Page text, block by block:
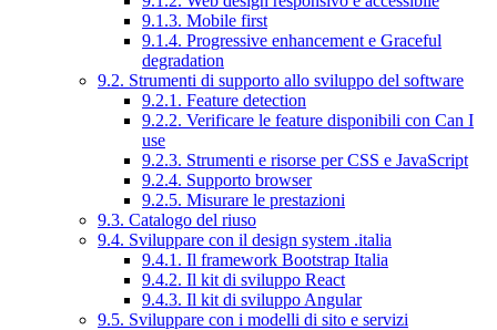
9.1.3. Mobile first
9.1.4. Progressive enhancement e Graceful
degradation
9.2. Strumenti di supporto allo sviluppo del software
9.2.1. Feature detection
9.2.2. Verificare le feature disponibili con Can I
use
9.2.3. Strumenti e risorse per CSS e JavaScript
9.2.4. Supporto browser
9.2.5. Misurare le prestazioni
9.3. Catalogo del riuso
9.4. Sviluppare con il design system .italia
9.4.1. Il framework Bootstrap Italia
9.4.2. Il kit di sviluppo React
9.4.3. Il kit di sviluppo Angular
9.5. Sviluppare con i modelli di sito e servizi